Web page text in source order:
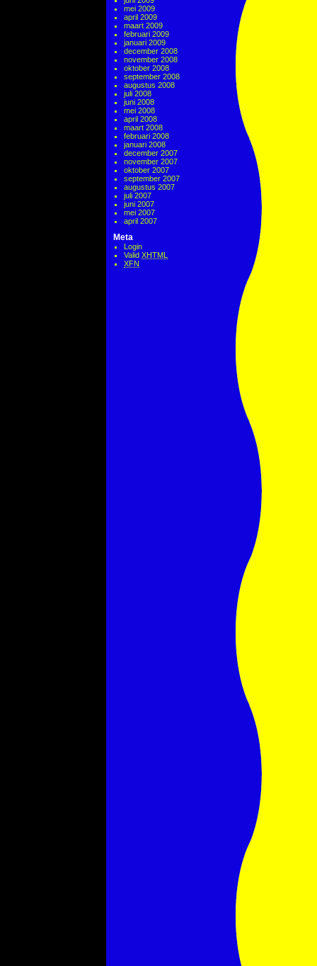
mei 2009
april 2009
maart 2009
februari 2009
januari 2009
december 2008
november 2008
oktober 2008
september 2008
augustus 2008
juli 2008
juni 2008
mei 2008
april 2008
maart 2008
februari 2008
januari 2008
december 2007
november 2007
oktober 2007
september 2007
augustus 2007
juli 2007
juni 2007
mei 2007
april 2007
Meta
Login
Valid XHTML
XFN